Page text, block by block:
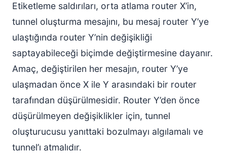
Etiketleme saldırıları, orta atlama router X’in,
tunnel oluşturma mesajını, bu mesaj router Y’ye
ulaştığında router Y’nin değişikliği
saptayabileceği biçimde değiştirmesine dayanır.
Amaç, değiştirilen her mesajın, router Y’ye
ulaşmadan önce X ile Y arasındaki bir router
tarafından düşürülmesidir. Router Y’den önce
düşürülmeyen değişiklikler için, tunnel
oluşturucusu yanıttaki bozulmayı algılamalı ve
tunnel’ı atmalıdır.